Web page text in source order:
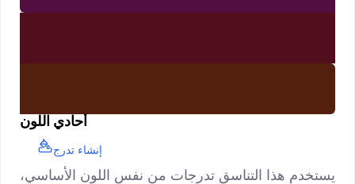
أحادي اللون
إنشاء تدرج
يستخدم هذا التناسق تدرجات من نفس اللون الأساسي،